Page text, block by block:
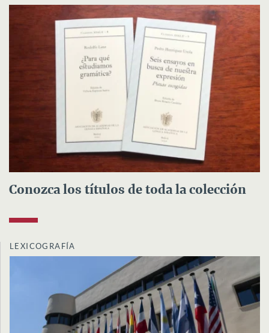
Conozca los títulos de toda la colección
LEXICOGRAFÍA